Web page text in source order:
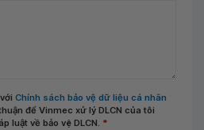
Chính sách bảo vệ dữ liệu cá nhân
để Vinmec xử lý DLCN của tôi
luật về bảo vệ DLCN. *